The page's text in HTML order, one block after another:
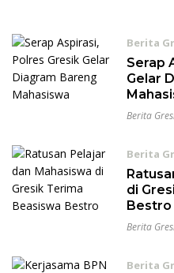
Berita
23/04/
Serap
Gelar
Berita
Berita
di
Bestro
Berita
Berita